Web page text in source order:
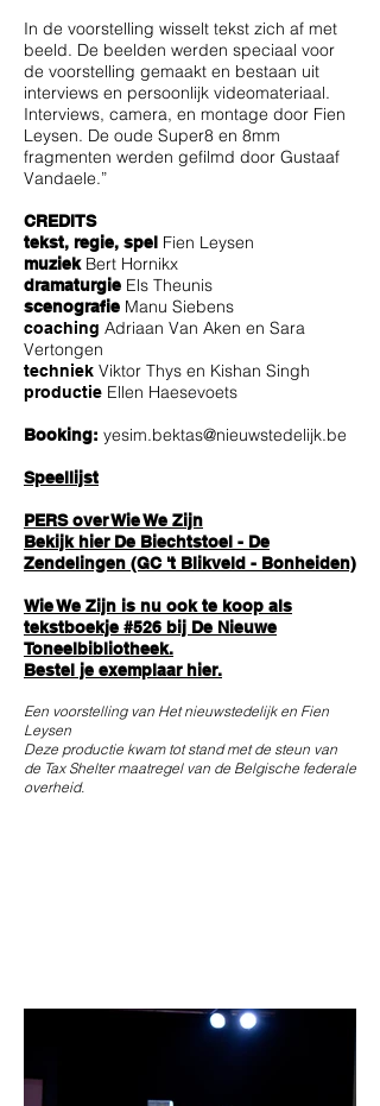
In de voorstelling wisselt tekst zich af met
beeld. De beelden werden speciaal voor
de voorstelling gemaakt en bestaan uit
interviews en persoonlijk videomateriaal.
Interviews, camera, en montage door Fien
Leysen. De oude Super8 en 8mm
fragmenten werden gefilmd door Gustaaf
Vandaele.”
CREDITS
tekst, regie, spel Fien Leysen
muziek Bert Hornikx
dramaturgie Els Theunis
scenografie Manu Siebens
coaching Adriaan Van Aken en Sara
Vertongen
techniek Viktor Thys en Kishan Singh
productie Ellen Haesevoets
Booking: yesim.bektas@nieuwstedelijk.be
Speellijst
PERS over Wie We Zijn
Bekijk hier De Biechtstoel - De
Zendelingen (GC 't Blikveld - Bonheiden)
Wie We Zijn is nu ook te koop als
tekstboekje #526 bij De Nieuwe
Toneelbibliotheek.
Bestel je exemplaar hier.
Een voorstelling van Het nieuwstedelijk en Fien
Leysen
Deze productie kwam tot stand met de steun van
de Tax Shelter maatregel van de Belgische federale
overheid.